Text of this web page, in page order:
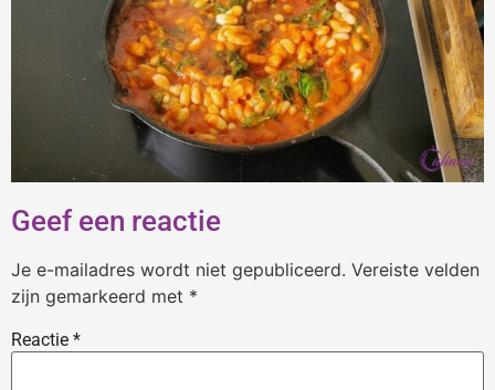
Geef een reactie
Je e-mailadres wordt niet gepubliceerd. Vereiste velden
zijn gemarkeerd met *
Reactie *